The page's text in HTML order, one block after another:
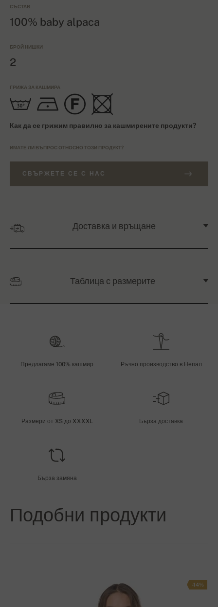
СЪСТАВ
100% baby alpaca
БРОЙ НИШКИ
2
ГРИЖА ЗА КАШМИРА
Как да се грижим правилно за кашмирените продукти?
ИМАТЕ ЛИ ВЪПРОС ОТНОСНО ТОЗИ ПРОДУКТ?
СВЪРЖЕТЕ СЕ С НАС
Доставка и връщане
Таблица с размерите
Предлагаме 100% кашмир Ръчно производство в Непал
Размери от XS до XXXXL Бърза доставка
Бърза замяна
Подобни продукти
-14%